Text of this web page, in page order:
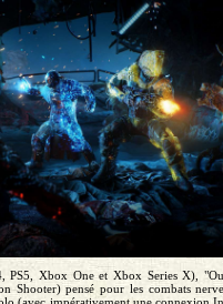
PS5, Xbox One et Xbox Series X),
Shooter) pensé pour les combats